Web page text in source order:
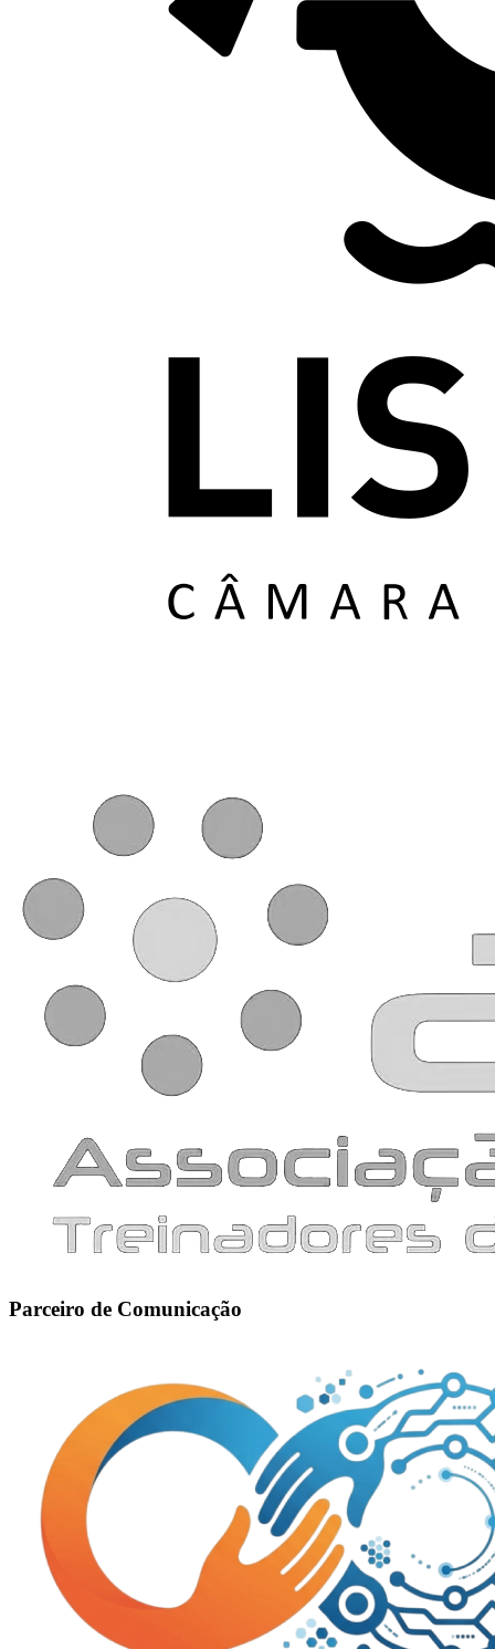
Parceiro de Comunicação